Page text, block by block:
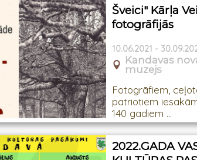
Šveici" Kārļa
fotogrāfijās
10.06.2021 -
Kandavas
muzejs
Fotogrāfiem,
patriotiem
140 gadiem ...
2022.GADA